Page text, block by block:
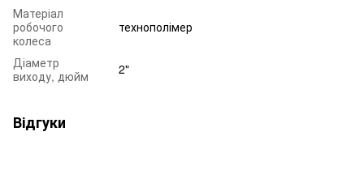
Матеріал
робочого
колеса
технополімер
Діаметр
виходу, дюйм
2"
Відгуки